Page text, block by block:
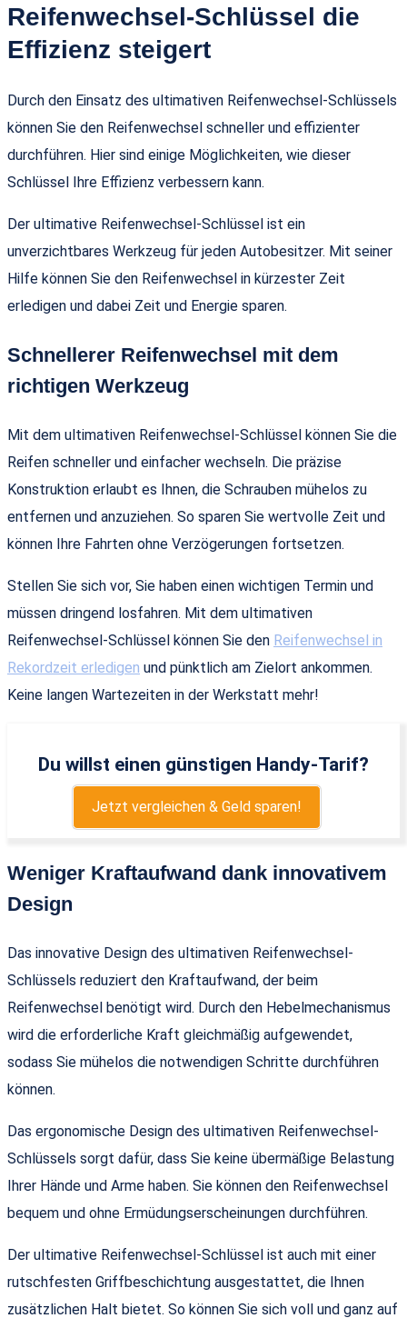
Reifenwechsel-Schlüssel die
Effizienz steigert
Durch den Einsatz des ultimativen Reifenwechsel-Schlüssels
können Sie den Reifenwechsel schneller und effizienter
durchführen. Hier sind einige Möglichkeiten, wie dieser
Schlüssel Ihre Effizienz verbessern kann.
Der ultimative Reifenwechsel-Schlüssel ist ein
unverzichtbares Werkzeug für jeden Autobesitzer. Mit seiner
Hilfe können Sie den Reifenwechsel in kürzester Zeit
erledigen und dabei Zeit und Energie sparen.
Schnellerer Reifenwechsel mit dem
richtigen Werkzeug
Mit dem ultimativen Reifenwechsel-Schlüssel können Sie die
Reifen schneller und einfacher wechseln. Die präzise
Konstruktion erlaubt es Ihnen, die Schrauben mühelos zu
entfernen und anzuziehen. So sparen Sie wertvolle Zeit und
können Ihre Fahrten ohne Verzögerungen fortsetzen.
Stellen Sie sich vor, Sie haben einen wichtigen Termin und
müssen dringend losfahren. Mit dem ultimativen
Reifenwechsel-Schlüssel können Sie den Reifenwechsel in
Rekordzeit erledigen und pünktlich am Zielort ankommen.
Keine langen Wartezeiten in der Werkstatt mehr!
Du willst einen günstigen Handy-Tarif?
Jetzt vergleichen & Geld sparen!
Weniger Kraftaufwand dank innovativem
Design
Das innovative Design des ultimativen Reifenwechsel-
Schlüssels reduziert den Kraftaufwand, der beim
Reifenwechsel benötigt wird. Durch den Hebelmechanismus
wird die erforderliche Kraft gleichmäßig aufgewendet,
sodass Sie mühelos die notwendigen Schritte durchführen
können.
Das ergonomische Design des ultimativen Reifenwechsel-
Schlüssels sorgt dafür, dass Sie keine übermäßige Belastung
Ihrer Hände und Arme haben. Sie können den Reifenwechsel
bequem und ohne Ermüdungserscheinungen durchführen.
Der ultimative Reifenwechsel-Schlüssel ist auch mit einer
rutschfesten Griffbeschichtung ausgestattet, die Ihnen
zusätzlichen Halt bietet. So können Sie sich voll und ganz auf